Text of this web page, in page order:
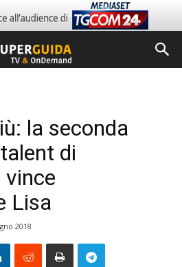
la seconda
di
Lisa
2018